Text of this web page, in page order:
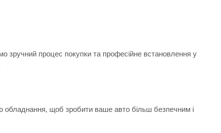
зручний процес покупки та професійне встановлення у
обладнання, щоб зробити ваше авто більш безпечним і